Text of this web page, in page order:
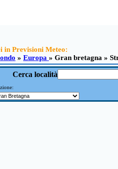
in Previsioni Meteo:
» Europa » Gran bretagna »
Cerca località